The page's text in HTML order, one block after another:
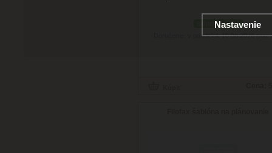
skladom 2 ks
Doručenie: v pondelok 10.08.2026(viac
Nastavenie